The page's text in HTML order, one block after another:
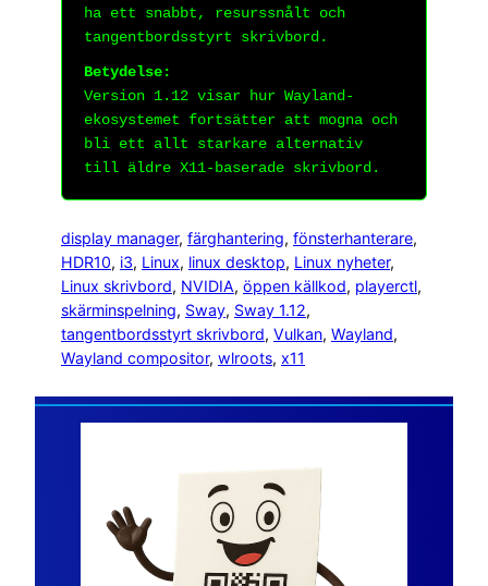
ha ett snabbt, resurssnålt och
tangentbordsstyrt skrivbord.
Betydelse:
Version 1.12 visar hur Wayland-
ekosystemet fortsätter att mogna och
bli ett allt starkare alternativ
till äldre X11-baserade skrivbord.
display manager, färghantering, fönsterhanterare
HDR10, i3, Linux, linux desktop, Linux nyheter
Linux skrivbord, NVIDIA, öppen källkod, playerctl
skärminspelning, Sway, Sway 1.12
tangentbordsstyrt skrivbord, Vulkan, Wayland
Wayland compositor, wlroots, x11